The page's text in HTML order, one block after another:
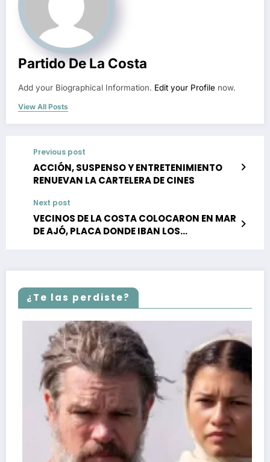
Partido De La Costa
Add your Biographical Information. Edit your Profile now.
View All Posts
Previous post
ACCIÓN, SUSPENSO Y ENTRETENIMIENTO
RENUEVAN LA CARTELERA DE CINES
Next post
VECINOS DE LA COSTA COLOCARON EN MAR
DE AJÓ, PLACA DONDE IBAN LOS
¿Te las perdiste?